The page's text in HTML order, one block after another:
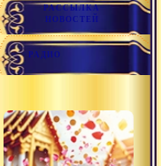
РАССЫЛКА
НОВОСТЕЙ
РАДИО